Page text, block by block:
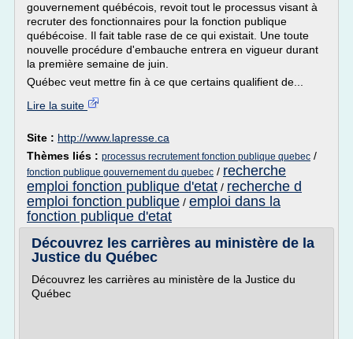
gouvernement québécois, revoit tout le processus visant à
recruter des fonctionnaires pour la fonction publique
québécoise. Il fait table rase de ce qui existait. Une toute
nouvelle procédure d'embauche entrera en vigueur durant
la première semaine de juin.
Québec veut mettre fin à ce que certains qualifient de...
Lire la suite
Site : http://www.lapresse.ca
Thèmes liés : processus recrutement fonction publique quebec /
fonction publique gouvernement du quebec / recherche
emploi fonction publique d'etat / recherche d
emploi fonction publique / emploi dans la
fonction publique d'etat
Découvrez les carrières au ministère de la
Justice du Québec
Découvrez les carrières au ministère de la Justice du
Québec